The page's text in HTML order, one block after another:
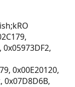
0x05973DF2,
0x00E20120,
0x07D8D6B,